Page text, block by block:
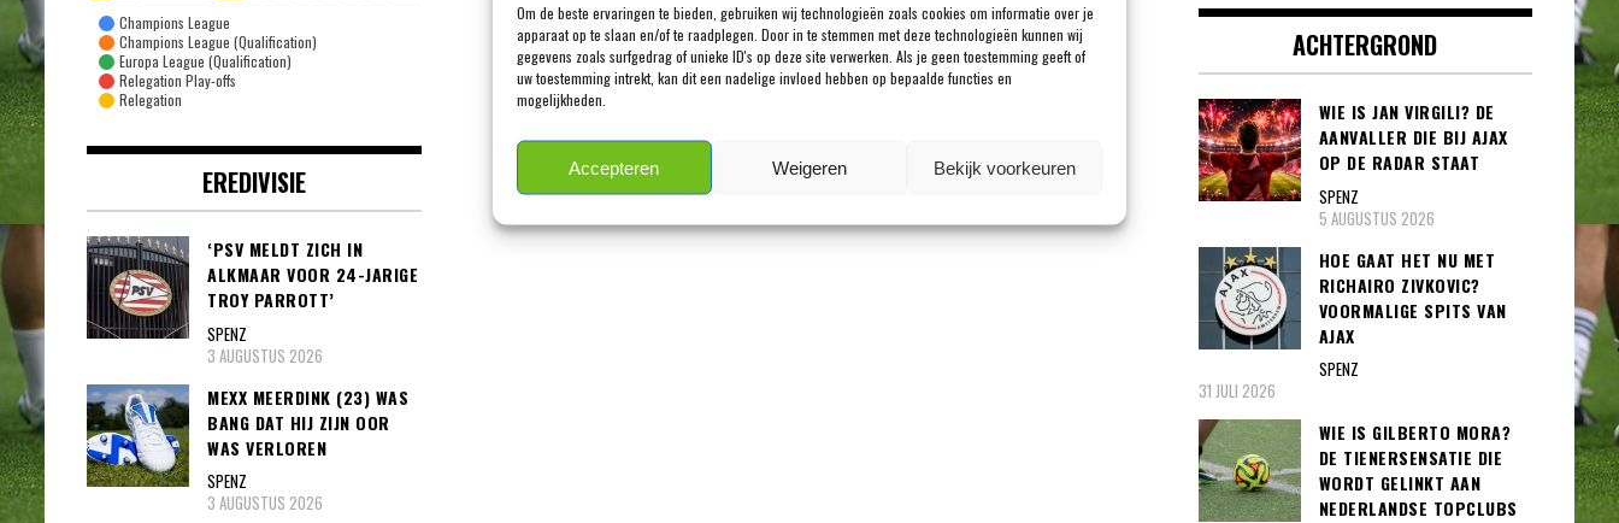
Om de beste ervaringen te bieden, gebruiken wij technologieën zoals cookies om informatie over je
apparaat op te slaan en/of te raadplegen. Door in te stemmen met deze technologieën kunnen wij
gegevens zoals surfgedrag of unieke ID's op deze site verwerken. Als je geen toestemming geeft of
uw toestemming intrekt, kan dit een nadelige invloed hebben op bepaalde functies en
mogelijkheden.
Accepteren Weigeren Bekijk voorkeuren
Champions League
Champions League (Qualification)
Europa League (Qualification)
Relegation Play-offs
Relegation
EREDIVISIE
‘PSV MELDT ZICH IN
ALKMAAR VOOR 24-JARIGE
TROY PARROTT’
SPENZ
3 AUGUSTUS 2026
MEXX MEERDINK (23) WAS
BANG DAT HIJ ZIJN OOR
WAS VERLOREN
SPENZ
3 AUGUSTUS 2026
ACHTERGROND
WIE IS JAN VIRGILI? DE
AANVALLER DIE BIJ AJAX
OP DE RADAR STAAT
SPENZ
5 AUGUSTUS 2026
HOE GAAT HET NU MET
RICHAIRO ZIVKOVIC?
VOORMALIGE SPITS VAN
AJAX
SPENZ
31 JULI 2026
WIE IS GILBERTO MORA?
DE TIENERSENSATIE DIE
WORDT GELINKT AAN
NEDERLANDSE TOPCLUBS